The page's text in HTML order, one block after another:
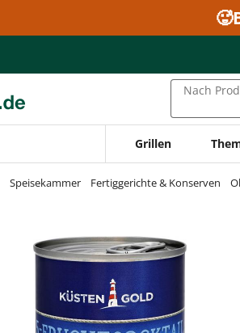
Nach
Grillen
Speisekammer Fertiggerichte & Konserven